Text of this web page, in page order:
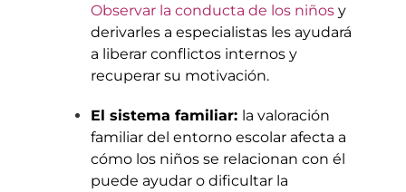
Observar la conducta de los niñosy
derivarles a especialistas les ayudará
a liberar conflictos internos y
recuperar su motivación.
El sistema familiar: la valoración
familiar del entorno escolar afecta a
cómo los niños se relacionan con él
puede ayudar o dificultar la